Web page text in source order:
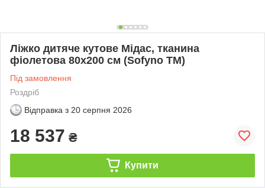
Ліжко дитяче кутове Мідас, тканина
фіолетова 80х200 см (Sofyno ТМ)
Під замовлення
Роздріб
Відправка з 20 серпня 2026
18 537 ₴
Купити